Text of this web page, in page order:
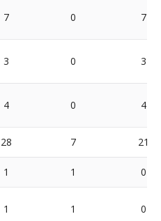
7 0 7
3 0 3
4 0 4
28 7 21
1 1 0
1 1 0